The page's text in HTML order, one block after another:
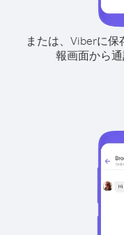
または、Viberに
報画面から通